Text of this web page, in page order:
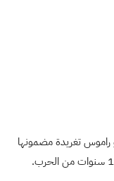
راموس تغريدة مضمونها